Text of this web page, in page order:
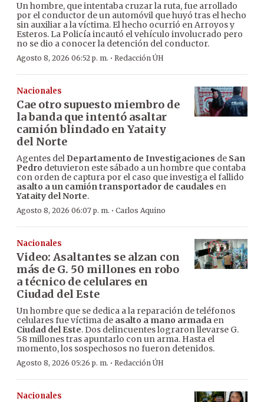
Un hombre, que intentaba cruzar la ruta, fue arrollado
por el conductor de un automóvil que huyó tras el hecho
sin auxiliar a la víctima. El hecho ocurrió en Arroyos y
Esteros. La Policía incautó el vehículo involucrado pero
no se dio a conocer la detención del conductor.
Agosto 8, 2026 06:52 p. m. · Redacción ÚH
Nacionales
Cae otro supuesto miembro de
la banda que intentó asaltar
camión blindado en Yataity
del Norte
Agentes del Departamento de Investigaciones de San
Pedro detuvieron este sábado a un hombre que contaba
con orden de captura por el caso que investiga el fallido
asalto a un camión transportador de caudales en
Yataity del Norte.
Agosto 8, 2026 06:07 p. m. · Carlos Aquino
Nacionales
Video: Asaltantes se alzan con
más de G. 50 millones en robo
a técnico de celulares en
Ciudad del Este
Un hombre que se dedica a la reparación de teléfonos
celulares fue víctima de asalto a mano armada en
Ciudad del Este. Dos delincuentes lograron llevarse G.
58 millones tras apuntarlo con un arma. Hasta el
momento, los sospechosos no fueron detenidos.
Agosto 8, 2026 05:26 p. m. · Redacción ÚH
Nacionales